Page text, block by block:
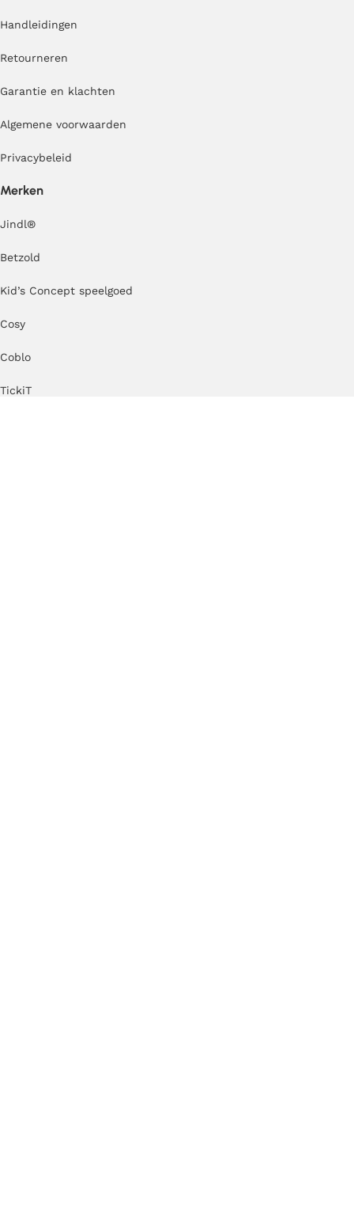
Handleidingen
Retourneren
Garantie en klachten
Algemene voorwaarden
Privacybeleid
Merken
Jindl®
Betzold
Kid’s Concept speelgoed
Cosy
Coblo
TickiT